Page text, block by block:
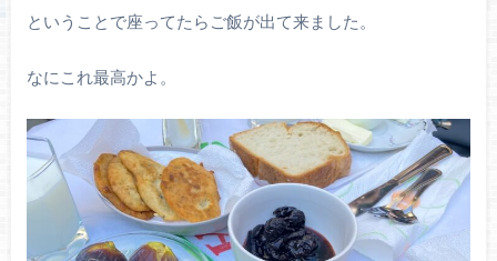
ということで座ってたらご飯が出て来ました。
なにこれ最高かよ。